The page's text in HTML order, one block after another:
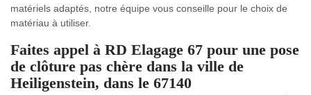
matériels adaptés, notre équipe vous conseille pour le choix de
matériau à utiliser.
Faites appel à RD Elagage 67 pour une pose
de clôture pas chère dans la ville de
Heiligenstein, dans le 67140